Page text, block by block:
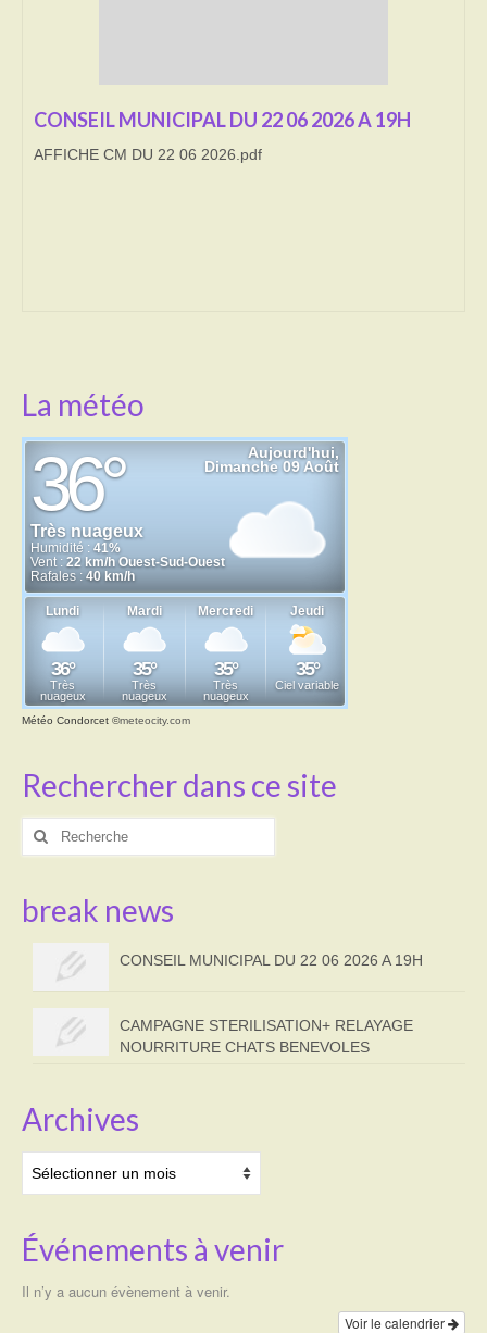
Service des eaux
Correspondants de presse
LE BRULAGE DES VEGETAUX
DECHETS VERTS
CONSEIL MUNICIPAL DU 22 06 2026 A 19H
AFFICHE CM DU 22 06 2026.pdf
La météo
Météo Condorcet ©meteocity.com
Rechercher dans ce site
Rechercher
break news
CONSEIL MUNICIPAL DU 22 06 2026 A 19H
CAMPAGNE STERILISATION+ RELAYAGE
NOURRITURE CHATS BENEVOLES
Archives
Événements à venir
Il n’y a aucun évènement à venir.
Voir le calendrier